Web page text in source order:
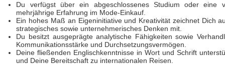
Du verfügst über ein abgeschlossenes Studium oder eine
mehrjährige Erfahrung im Mode-Einkauf.
Ein hohes Maß an Eigeninitiative und Kreativität zeichnet Dich
strategisches sowie unternehmerisches Denken mit.
Du besitzt ausgeprägte analytische Fähigkeiten sowie
Kommunikationsstärke und Durchsetzungsvermögen.
Deine fließenden Englischkenntnisse in Wort und Schrift
und Deine Bereitschaft zu internationalen Reisen.